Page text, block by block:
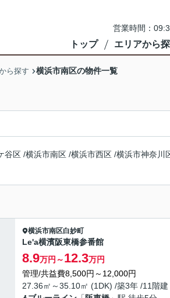
営業時間：
トップ エリアから
ら探す 横浜市南区の物件一覧
谷区 /横浜市南区 /横浜市西区 /横浜市神奈川
横浜市南区白妙町
Le'a横濱阪東橋参番館
8.9万円～12.3万円
管理/共益費8,500円～12,000円
27.36㎡～35.10㎡ (1DK) /築3年 /11階建